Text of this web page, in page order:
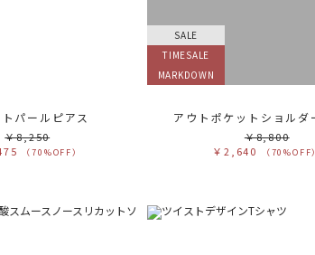
パールピアス
￥8,250
（70%OFF）
SALE
TIMESALE
MARKDOWN
アウトポケットショルダ
￥8,800
￥2,640
（70%OFF）